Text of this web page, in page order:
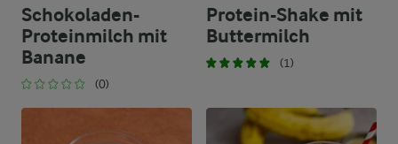
Schokoladen-
Proteinmilch mit
Banane
(0)
Protein-Shake mit
Buttermilch
(1)